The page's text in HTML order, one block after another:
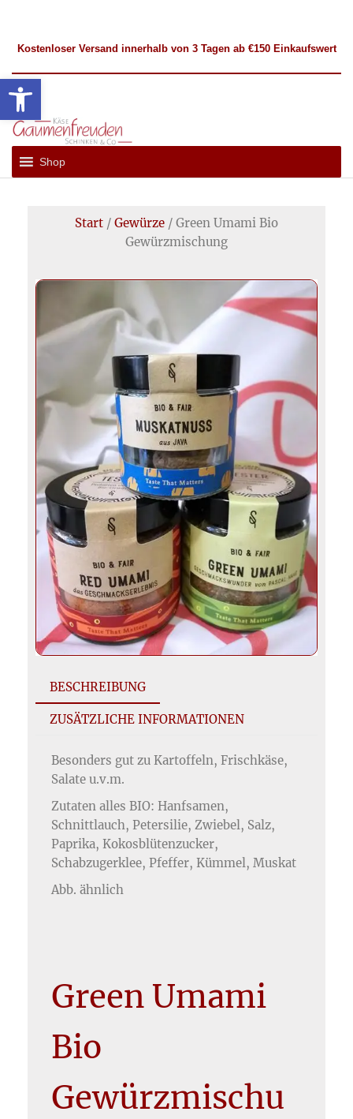
Werkzeugleiste öffnen
Kostenloser Versand innerhalb von 3 Tagen ab €150 Einkaufswert
Gaumenfreuden
Shop
Start / Gewürze / Green Umami Bio
Gewürzmischung
BESCHREIBUNG
ZUSÄTZLICHE INFORMATIONEN
Besonders gut zu Kartoffeln, Frischkäse,
Salate u.v.m.
Zutaten alles BIO: Hanfsamen,
Schnittlauch, Petersilie, Zwiebel, Salz,
Paprika, Kokosblütenzucker,
Schabzugerklee, Pfeffer, Kümmel, Muskat
Abb. ähnlich
Green Umami
Bio
Gewürzmischu